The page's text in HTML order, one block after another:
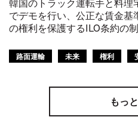
でデモを行い、公正な賃金
の権利を保護するILO条約の制
路面運輸 未来 権利
もっ